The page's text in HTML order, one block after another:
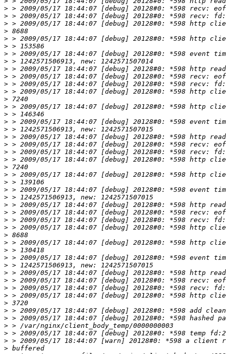
>
>
>
>
>
>
>
>
>
>
>
>
>
>
>
>
>
>
>
>
>
>
>
>
>
>
>
>
>
>
>
>
>
>
>
>
>
>
>
>
>
>
>
>
>
>